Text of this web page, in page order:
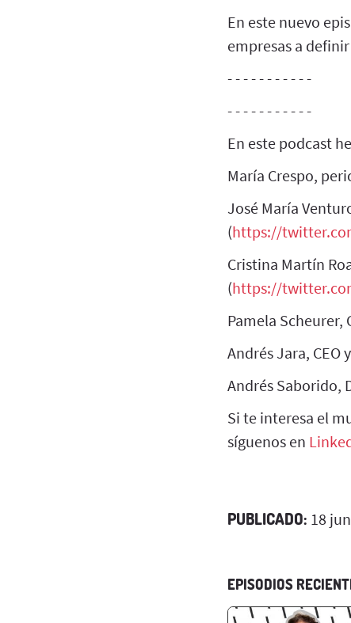
En este nuevo
empresas a
- - - - - - - - - - -
- - - - - - - - - - -
En este podcast
María Crespo,
José María
(https://
Cristina Martín
(https://
Pamela Scheurer,
Andrés Jara,
Andrés Saborido,
Si te interesa el
síguenos en
PUBLICADO: 18
EPISODIOS